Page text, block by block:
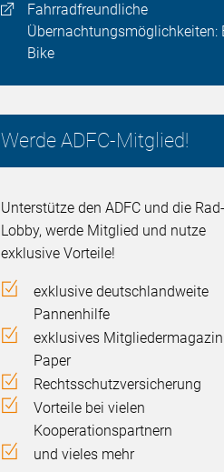
Fahrradfreundliche
Übernachtungsmöglichkeiten:
Bike
Werde ADFC-Mitglied!
Unterstütze den ADFC und die Rad-
Lobby, werde Mitglied und nutze
exklusive Vorteile!
exklusive deutschlandweite
Pannenhilfe
exklusives
Paper
Rechtsschutzversicherung
Vorteile bei vielen
Kooperationspartnern
und vieles mehr